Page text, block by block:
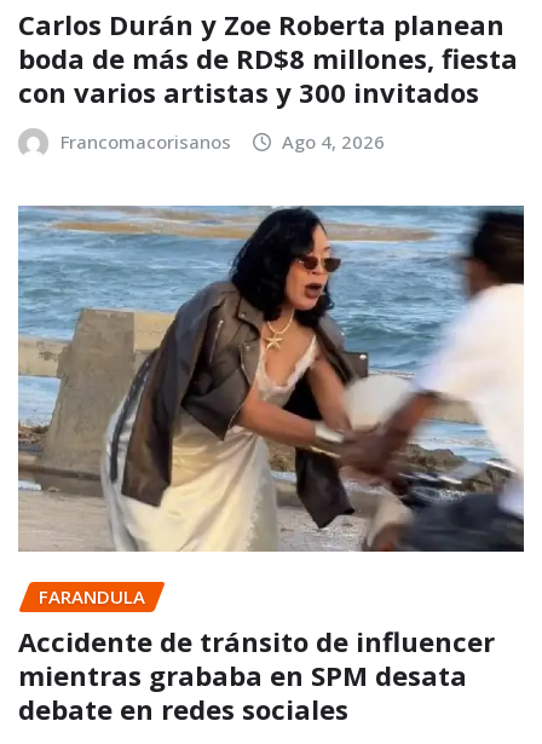
Carlos Durán y Zoe Roberta planean
boda de más de RD$8 millones, fiesta
con varios artistas y 300 invitados
Francomacorisanos Ago 4, 2026
FARANDULA
Accidente de tránsito de influencer
mientras grababa en SPM desata
debate en redes sociales